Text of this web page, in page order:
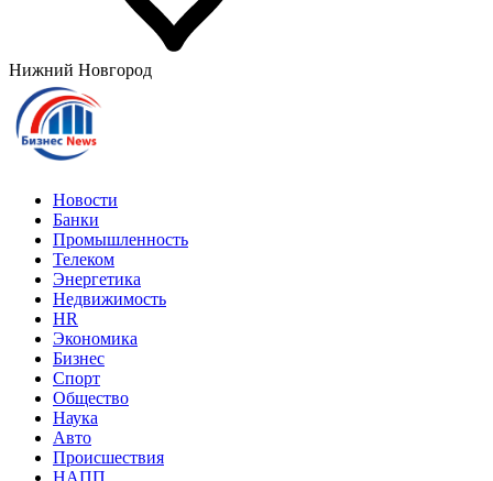
Нижний Новгород
Новости
Банки
Промышленность
Телеком
Энергетика
Недвижимость
HR
Экономика
Бизнес
Спорт
Общество
Наука
Авто
Происшествия
НАПП